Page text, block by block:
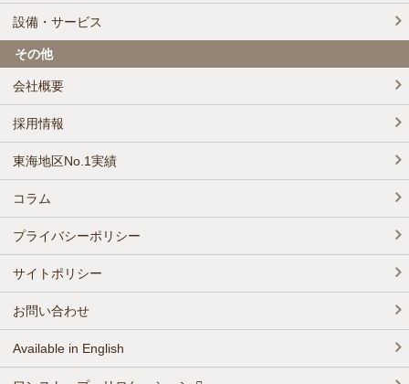
設備・サービス
その他
会社概要
採用情報
東海地区No.1実績
コラム
プライバシーポリシー
サイトポリシー
お問い合わせ
Available in English